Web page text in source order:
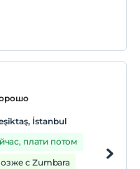
İstanbul
плати потом
с Zumbara